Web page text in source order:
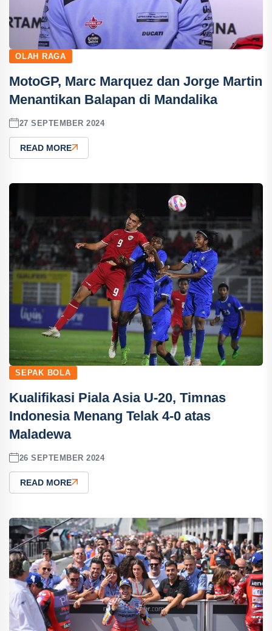
OLAH RAGA
MotoGP, Marc Marquez dan Jorge Martin
Menantikan Balapan di Mandalika
27 SEPTEMBER 2024
READ MORE
SEPAK BOLA
Kualifikasi Piala Asia U-20, Timnas
Indonesia Menang Telak 4-0 atas
Maladewa
26 SEPTEMBER 2024
READ MORE